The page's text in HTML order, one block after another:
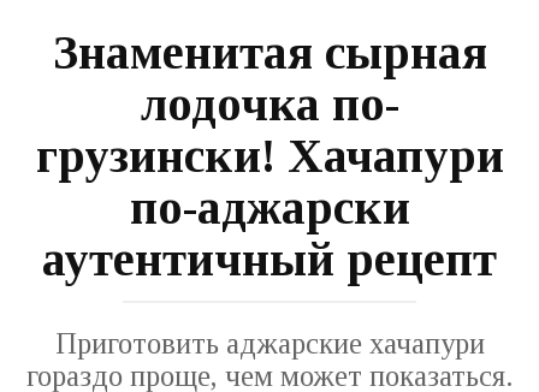
Знаменитая сырная
лодочка по-
грузински! Хачапури
по-аджарски
аутентичный рецепт
Приготовить аджарские хачапури
гораздо проще, чем может показаться.